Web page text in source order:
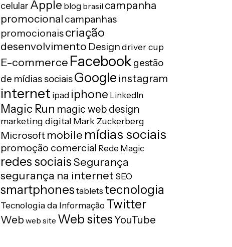
celular Apple blog brasil campanha
promocional campanhas
promocionaiscriação
desenvolvimento Designdriver cup
E-commerce Facebookgestão
de mídias sociaisGoogle instagram
internet ipad iphone LinkedIn
Magic Run magic web design
marketing digital Mark Zuckerberg
Microsoft mobile mídias sociais
promoção comercial Rede Magic
redes sociaisSegurança
segurança na internet SEO
smartphones tablets tecnologia
Tecnologia da InformaçãoTwitter
Web web site Web sitesYouTube